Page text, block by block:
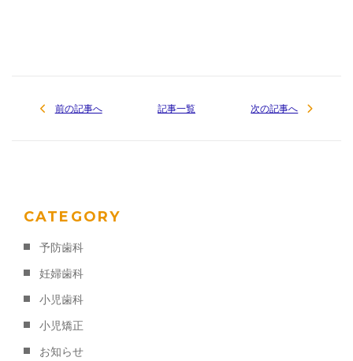
前の記事へ 記事一覧 次の記事へ
CATEGORY
予防歯科
妊婦歯科
小児歯科
小児矯正
お知らせ